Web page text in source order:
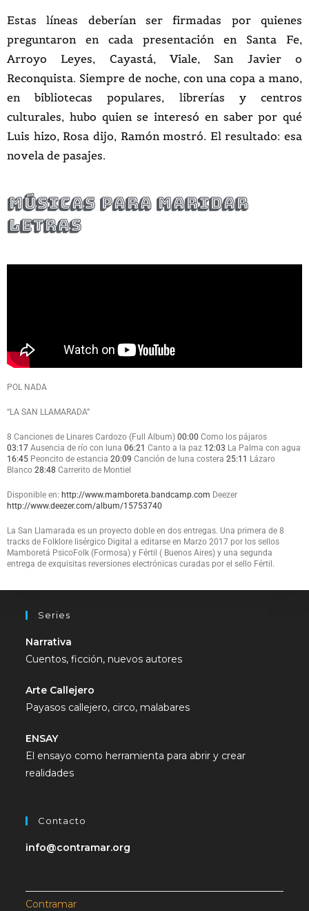
Estas líneas deberían ser firmadas por quienes
preguntaron en cada presentación en Santa Fe,
Arroyo Leyes, Cayastá, Viale, San Javier o
Reconquista. Siempre de noche, con una copa a mano,
en bibliotecas populares, librerías y centros
culturales, hubo quien se interesó en saber por qué
Luis hizo, Rosa dijo, Ramón mostró. El resultado: esa
novela de pasajes.
Músicas para maridar
letras
POL NADA
“LA SAN LLAMARADA”
8 Canciones de Linares Cardozo (Full Album) 00:00 Como los pájaros
03:17 Ausencia de río con luna 06:21 Canto a la paz 12:03 La Palma con agua
16:45 Peoncito de estancia 20:09 Canción de luna costera 25:11 Lázaro
Blanco 28:48 Carrerito de Montiel
Disponible en: http://www.mamboreta.bandcamp.com Deezer
http://www.deezer.com/album/15753740
La San Llamarada es un proyecto doble en dos entregas. Una primera de 8
tracks de Folklore lisérgico Digital a editarse en Marzo 2017 por los sellos
Mamboretá PsicoFolk (Formosa) y Fértil ( Buenos Aires) y una segunda
entrega de exquisitas reversiones electrónicas curadas por el sello Fértil.
Series
Narrativa
Cuentos, ficción, nuevos autores
Arte Callejero
Payasos callejero, circo, malabares
ENSAY
El ensayo como herramienta para abrir y crear
realidades
Contacto
info@contramar.org
Contramar